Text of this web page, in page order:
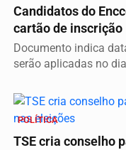
Candidatos do
cartão de inscrição
Documento indica
serão aplicadas no
POLÍTICA
TSE cria conselho